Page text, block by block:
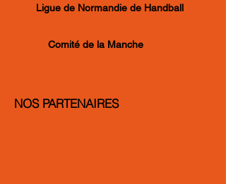
Ligue de Normandie de Handball
Comité de la Manche
NOS PARTENAIRES